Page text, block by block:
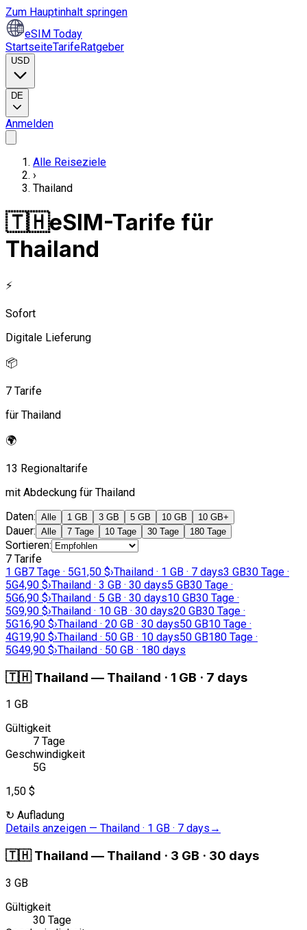
Zum Hauptinhalt springen
eSIM Today
StartseiteTarifeRatgeber
USD
DE
Anmelden
Alle Reiseziele
›
Thailand
🇹🇭eSIM-Tarife für
Thailand
⚡
Sofort
Digitale Lieferung
📦
7 Tarife
für Thailand
🌍
13 Regionaltarife
mit Abdeckung für Thailand
Daten: Alle 1 GB 3 GB 5 GB 10 GB 10 GB+
Dauer: Alle 7 Tage 10 Tage 30 Tage 180 Tage
Sortieren:
7 Tarife
1 GB7 Tage · 5G1,50 $›Thailand · 1 GB · 7 days3 GB30 Tage ·
5G4,90 $›Thailand · 3 GB · 30 days5 GB30 Tage ·
5G6,90 $›Thailand · 5 GB · 30 days10 GB30 Tage ·
5G9,90 $›Thailand · 10 GB · 30 days20 GB30 Tage ·
5G16,90 $›Thailand · 20 GB · 30 days50 GB10 Tage ·
4G19,90 $›Thailand · 50 GB · 10 days50 GB180 Tage ·
5G49,90 $›Thailand · 50 GB · 180 days
🇹🇭 Thailand — Thailand · 1 GB · 7 days
1 GB
Gültigkeit
7 Tage
Geschwindigkeit
5G
1,50 $
↻ Aufladung
Details anzeigen — Thailand · 1 GB · 7 days →
🇹🇭 Thailand — Thailand · 3 GB · 30 days
3 GB
Gültigkeit
30 Tage